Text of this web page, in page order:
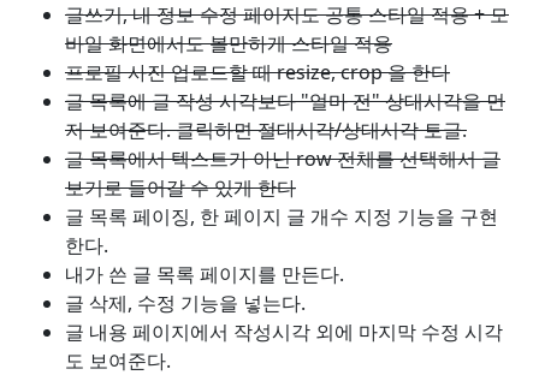
글쓰기, 내 정보 수정 페이지도 공통 스타일 적용 + 모
바일 화면에서도 볼만하게 스타일 적용
프로필 사진 업로드할 때 resize, crop 을 한다
글 목록에 글 작성 시각보다 "얼마 전" 상대시각을 먼
저 보여준다. 클릭하면 절대시각/상대시각 토글.
글 목록에서 텍스트가 아닌 row 전체를 선택해서 글
보기로 들어갈 수 있게 한다
글 목록 페이징, 한 페이지 글 개수 지정 기능을 구현
한다.
내가 쓴 글 목록 페이지를 만든다.
글 삭제, 수정 기능을 넣는다.
글 내용 페이지에서 작성시각 외에 마지막 수정 시각
도 보여준다.